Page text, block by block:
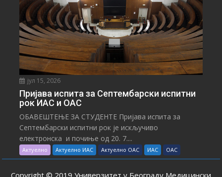
јул 15, 2026
Пријава испита за Септембарски испитни
рок ИАС и ОАС
ОБАВЕШТЕЊЕ ЗА СТУДЕНТЕ Пријава испита за
Септембарски испитни рок је искључиво
електронска и почиње од 20. 7....
Актуелно Актуелно ИАС Актуелно ОАС ИАС ОАС
Copyright © 2019 Универзитет у Београду Медицински